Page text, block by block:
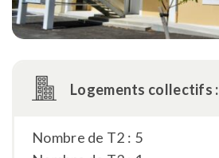
Logements collectifs :
Nombre de T2 : 5